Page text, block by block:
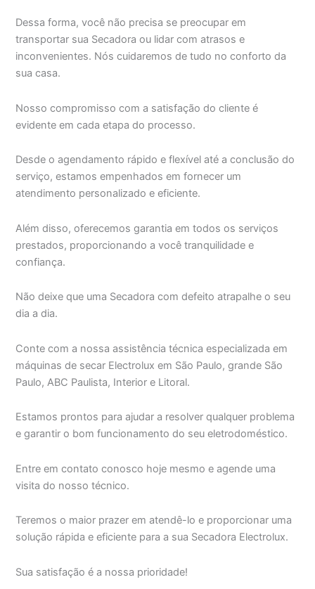
Dessa forma, você não precisa se preocupar em
transportar sua Secadora ou lidar com atrasos e
inconvenientes. Nós cuidaremos de tudo no conforto da
sua casa.
Nosso compromisso com a satisfação do cliente é
evidente em cada etapa do processo.
Desde o agendamento rápido e flexível até a conclusão do
serviço, estamos empenhados em fornecer um
atendimento personalizado e eficiente.
Além disso, oferecemos garantia em todos os serviços
prestados, proporcionando a você tranquilidade e
confiança.
Não deixe que uma Secadora com defeito atrapalhe o seu
dia a dia.
Conte com a nossa assistência técnica especializada em
máquinas de secar Electrolux em São Paulo, grande São
Paulo, ABC Paulista, Interior e Litoral.
Estamos prontos para ajudar a resolver qualquer problema
e garantir o bom funcionamento do seu eletrodoméstico.
Entre em contato conosco hoje mesmo e agende uma
visita do nosso técnico.
Teremos o maior prazer em atendê-lo e proporcionar uma
solução rápida e eficiente para a sua Secadora Electrolux.
Sua satisfação é a nossa prioridade!